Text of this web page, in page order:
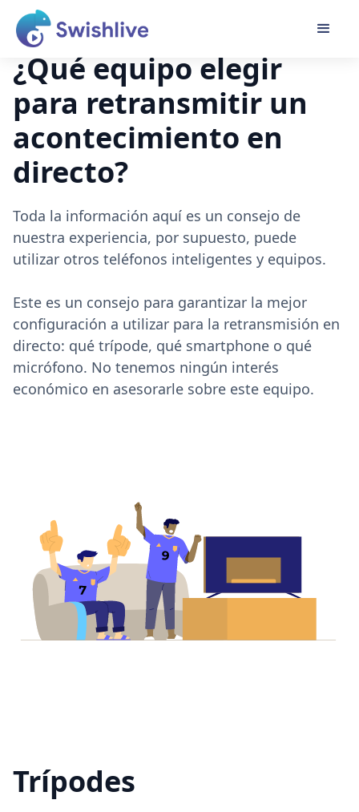
¿Qué equipo elegir
para retransmitir un
acontecimiento en
directo?
Toda la información aquí es un consejo de
nuestra experiencia, por supuesto, puede
utilizar otros teléfonos inteligentes y equipos.
Este es un consejo para garantizar la mejor
configuración a utilizar para la retransmisión en
directo: qué trípode, qué smartphone o qué
micrófono. No tenemos ningún interés
económico en asesorarle sobre este equipo.
Trípodes